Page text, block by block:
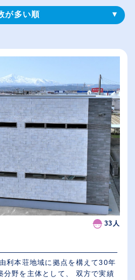
が多い順
の給与を基準）
が多い順
33人
利本荘地域に拠点を構えて30年
分野を主体として、 双方で実績